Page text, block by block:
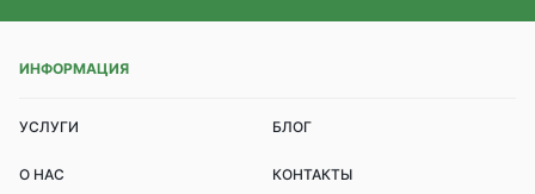
ИНФОРМАЦИЯ
УСЛУГИ БЛОГ
О НАС КОНТАКТЫ